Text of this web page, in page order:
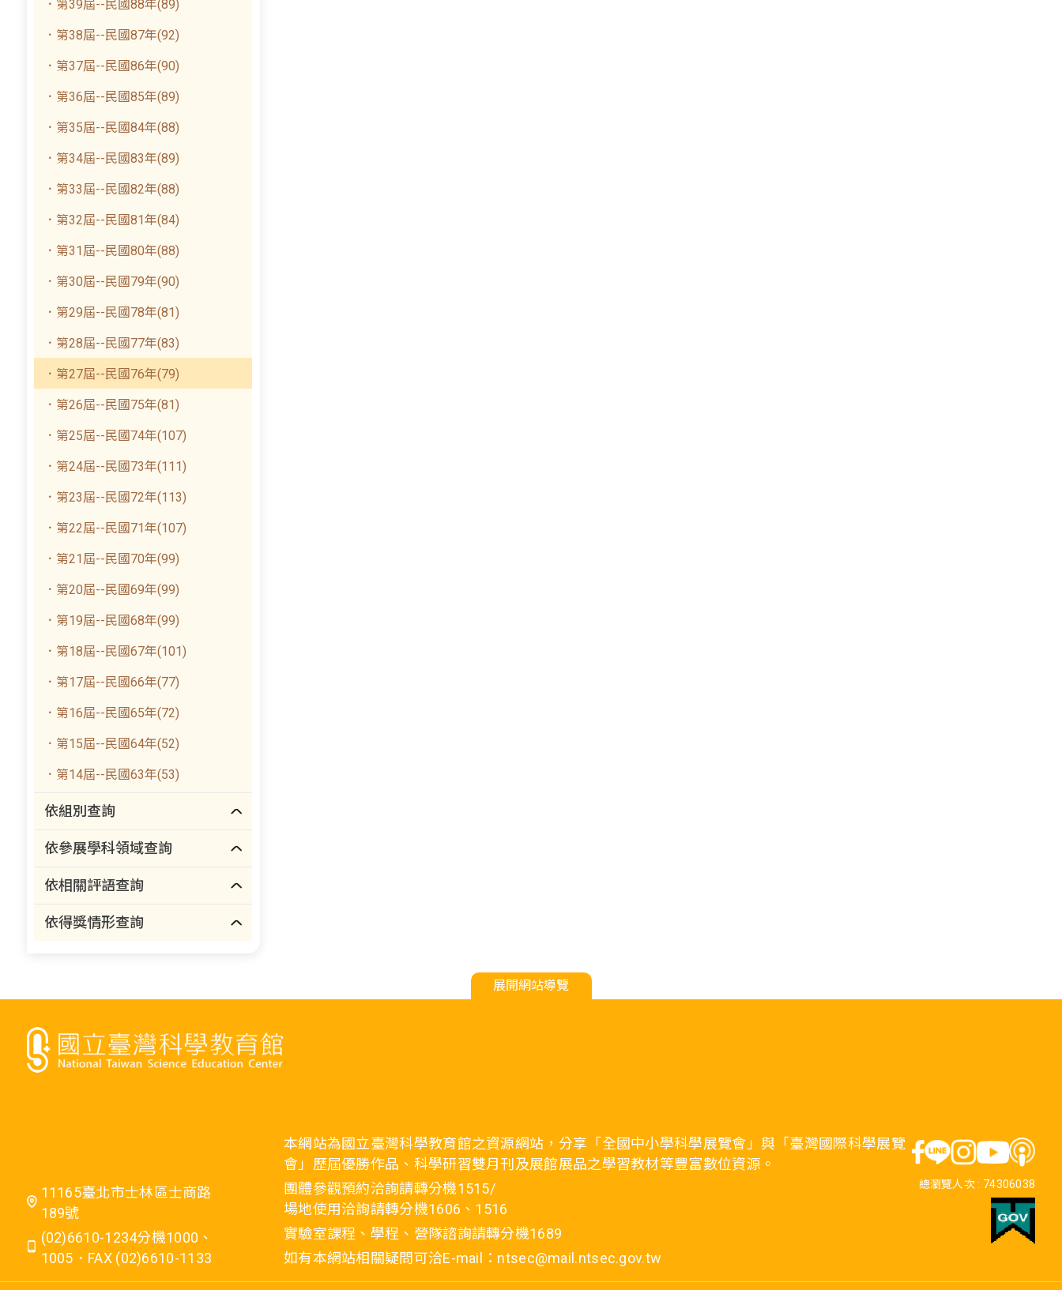
．第39屆--民國88年(89)
．第38屆--民國87年(92)
．第37屆--民國86年(90)
．第36屆--民國85年(89)
．第35屆--民國84年(88)
．第34屆--民國83年(89)
．第33屆--民國82年(88)
．第32屆--民國81年(84)
．第31屆--民國80年(88)
．第30屆--民國79年(90)
．第29屆--民國78年(81)
．第28屆--民國77年(83)
．第27屆--民國76年(79)
．第26屆--民國75年(81)
．第25屆--民國74年(107)
．第24屆--民國73年(111)
．第23屆--民國72年(113)
．第22屆--民國71年(107)
．第21屆--民國70年(99)
．第20屆--民國69年(99)
．第19屆--民國68年(99)
．第18屆--民國67年(101)
．第17屆--民國66年(77)
．第16屆--民國65年(72)
．第15屆--民國64年(52)
．第14屆--民國63年(53)
依組別查詢
依參展學科領域查詢
依相關評語查詢
依得獎情形查詢
展開網站導覽
11165臺北市士林區士商路
189號
(02)6610-1234分機1000、
1005．FAX (02)6610-1133
本網站為國立臺灣科學教育館之資源網站，分享「全國中小學科學展覽會」與「臺灣國際科學展覽
會」歷屆優勝作品、科學研習雙月刊及展館展品之學習教材等豐富數位資源。
團體參觀預約洽詢請轉分機1515/
場地使用洽詢請轉分機1606、1516
實驗室課程、學程、營隊諮詢請轉分機1689
如有本網站相關疑問可洽E-mail：ntsec@mail.ntsec.gov.tw
總瀏覽人次 : 74306038